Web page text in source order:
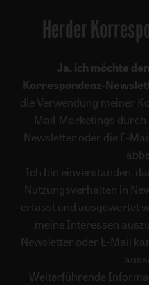
Herder
Ja, ich möchte
Korrespondenz-
die Verwendung meiner
Mail-Marketings durch
Newsletter oder die E-
Ich bin einverstanden,
Nutzungsverhalten in
erfasst und ausgewertet
meine Interessen
Newsletter oder E-Mail
Weiterführende